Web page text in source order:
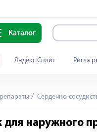
Каталог
Яндекс Сплит Ригла
Сердечно-
для наружного